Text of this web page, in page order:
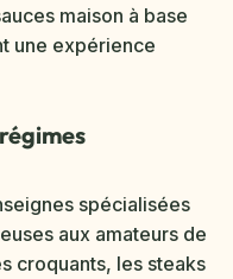
maison à base
une expérience
spécialisées
aux amateurs de
croquants, les steaks